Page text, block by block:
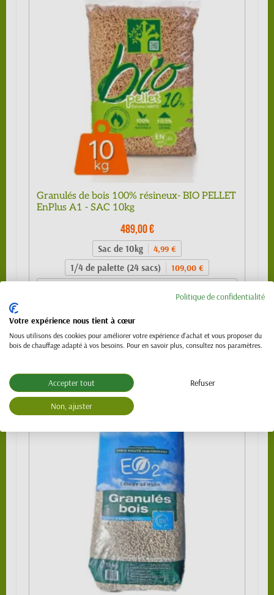
Granulés de bois 100% résineux- BIO PELLET
EnPlus A1 - SAC 10kg
489,00 €
Sac de 10kg 4,99 €
1/4 de palette (24 sacs) 109,00 €
219,00 €
Palette 990 kg (99 sacs)
Palette 1120 kg (112 sacs) 489,00 €
NOUVEAU
Politique de confidentialité
Votre expérience nous tient à cœur
Nous utilisons des cookies pour améliorer votre expérience d'achat et vous proposer du
bois de chauffage adapté à vos besoins. Pour en savoir plus, consultez nos paramètres.
Accepter tout Refuser
Non, ajuster